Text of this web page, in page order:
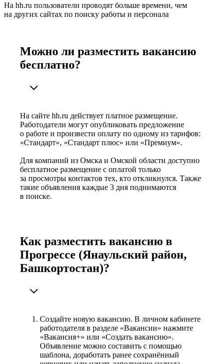
На hh.ru пользователи проводят больше времени, чем
на других сайтах по поиску работы и персонала
Можно ли разместить вакансию
бесплатно?
На сайте hh.ru действует платное размещение.
Работодатели могут опубликовать предложение
о работе и произвести оплату по одному из тарифов:
«Стандарт», «Стандарт плюс» или «Премиум».
Для компаний из Омска и Омской области доступно
бесплатное размещение с оплатой только
за просмотры контактов тех, кто откликнулся. Также
такие объявления каждые 3 дня поднимаются
в поиске.
Как разместить вакансию в
Прогрессе (Янаульский район,
Башкортостан)?
Создайте новую вакансию. В личном кабинете
работодателя в разделе «Вакансии» нажмите
«Вакансия+» или «Создать вакансию».
Объявление можно составить с помощью
шаблона, доработать ранее сохранённый